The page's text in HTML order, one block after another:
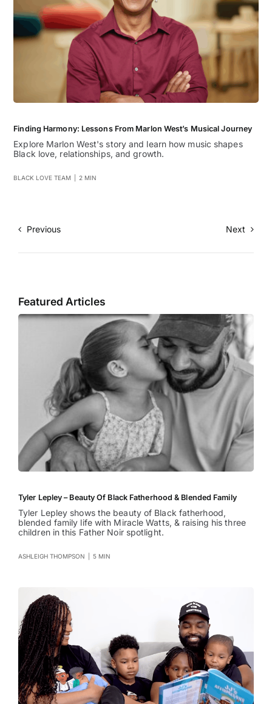
Finding Harmony: Lessons From Marlon West’s Musical Journey
Explore Marlon West's story and learn how music shapes
Black love, relationships, and growth.
BLACK LOVE TEAM 2 MIN
Previous Next
Featured Articles
Tyler Lepley – Beauty Of Black Fatherhood & Blended Family
Tyler Lepley shows the beauty of Black fatherhood,
blended family life with Miracle Watts, & raising his three
children in this Father Noir spotlight.
ASHLEIGH THOMPSON 5 MIN